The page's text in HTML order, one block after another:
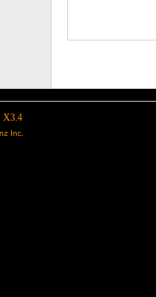
X3.4
Inc.